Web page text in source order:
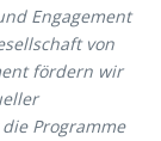
Engagement
von
fördern wir
Programme